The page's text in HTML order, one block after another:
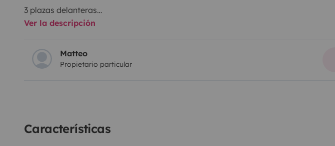
3 plazas delanteras
cama doble (130 cm)
ducha disponible
depósito de agua limpia de 30 l
Ver la descripción
Matteo
Propietario particular
Características